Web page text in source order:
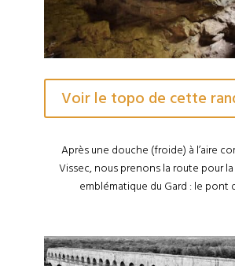
Voir le topo de cette
Après une douche (froide) à l’aire
Vissec, nous prenons la route pour
emblématique du Gard : le pont